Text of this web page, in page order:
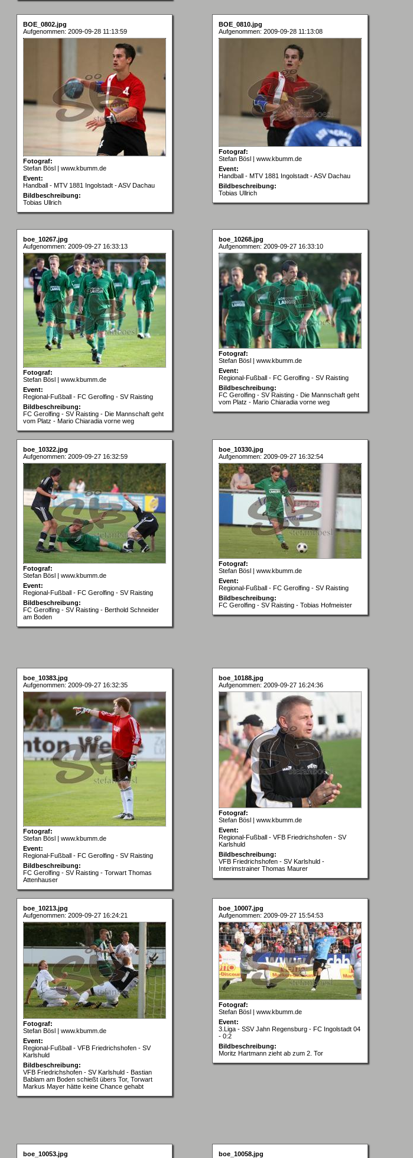
BOE_0802.jpg
Aufgenommen: 2009-09-28 11:13:59
Fotograf:
Stefan Bösl | www.kbumm.de
Event:
Handball - MTV 1881 Ingolstadt - ASV Dachau
Bildbeschreibung:
Tobias Ullrich
BOE_0810.jpg
Aufgenommen: 2009-09-28 11:13:08
Fotograf:
Stefan Bösl | www.kbumm.de
Event:
Handball - MTV 1881 Ingolstadt - ASV Dachau
Bildbeschreibung:
Tobias Ullrich
boe_10267.jpg
Aufgenommen: 2009-09-27 16:33:13
Fotograf:
Stefan Bösl | www.kbumm.de
Event:
Regional-Fußball - FC Gerolfing - SV Raisting
Bildbeschreibung:
FC Gerolfing - SV Raisting - Die Mannschaft geht
vom Platz - Mario Chiaradia vorne weg
boe_10268.jpg
Aufgenommen: 2009-09-27 16:33:10
Fotograf:
Stefan Bösl | www.kbumm.de
Event:
Regional-Fußball - FC Gerolfing - SV Raisting
Bildbeschreibung:
FC Gerolfing - SV Raisting - Die Mannschaft geht
vom Platz - Mario Chiaradia vorne weg
boe_10322.jpg
Aufgenommen: 2009-09-27 16:32:59
Fotograf:
Stefan Bösl | www.kbumm.de
Event:
Regional-Fußball - FC Gerolfing - SV Raisting
Bildbeschreibung:
FC Gerolfing - SV Raisting - Berthold Schneider
am Boden
boe_10330.jpg
Aufgenommen: 2009-09-27 16:32:54
Fotograf:
Stefan Bösl | www.kbumm.de
Event:
Regional-Fußball - FC Gerolfing - SV Raisting
Bildbeschreibung:
FC Gerolfing - SV Raisting - Tobias Hofmeister
boe_10383.jpg
Aufgenommen: 2009-09-27 16:32:35
Fotograf:
Stefan Bösl | www.kbumm.de
Event:
Regional-Fußball - FC Gerolfing - SV Raisting
Bildbeschreibung:
FC Gerolfing - SV Raisting - Torwart Thomas
Attenhauser
boe_10188.jpg
Aufgenommen: 2009-09-27 16:24:36
Fotograf:
Stefan Bösl | www.kbumm.de
Event:
Regional-Fußball - VFB Friedrichshofen - SV
Karlshuld
Bildbeschreibung:
VFB Friedrichshofen - SV Karlshuld -
Interimstrainer Thomas Maurer
boe_10213.jpg
Aufgenommen: 2009-09-27 16:24:21
Fotograf:
Stefan Bösl | www.kbumm.de
Event:
Regional-Fußball - VFB Friedrichshofen - SV
Karlshuld
Bildbeschreibung:
VFB Friedrichshofen - SV Karlshuld - Bastian
Bablam am Boden schießt übers Tor, Torwart
Markus Mayer hätte keine Chance gehabt
boe_10007.jpg
Aufgenommen: 2009-09-27 15:54:53
Fotograf:
Stefan Bösl | www.kbumm.de
Event:
3.Liga - SSV Jahn Regensburg - FC Ingolstadt 04
- 0:2
Bildbeschreibung:
Moritz Hartmann zieht ab zum 2. Tor
boe_10053.jpg
boe_10058.jpg